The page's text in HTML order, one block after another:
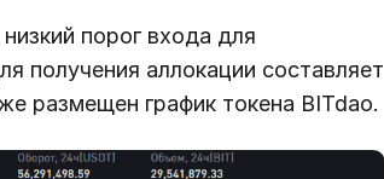
порог входа для
получения аллокации составляет
размещен график токена BITdao.